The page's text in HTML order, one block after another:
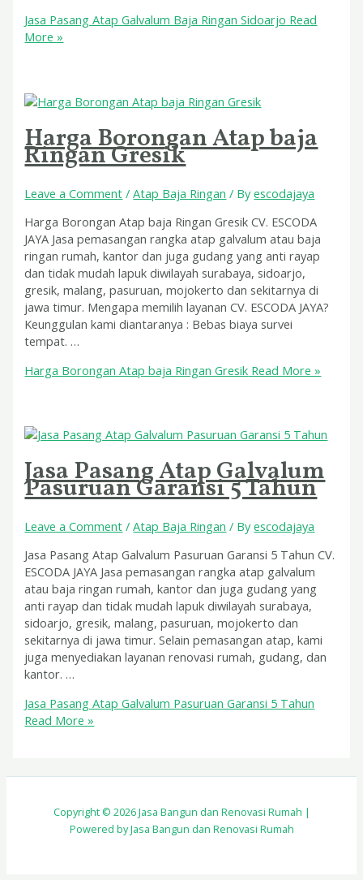
Jasa Pasang Atap Galvalum Baja Ringan Sidoarjo Read
More »
Harga Borongan Atap baja
Ringan Gresik
Leave a Comment /Atap Baja Ringan / Byescodajaya
Harga Borongan Atap baja Ringan Gresik CV. ESCODA
JAYA Jasa pemasangan rangka atap galvalum atau baja
ringan rumah, kantor dan juga gudang yang anti rayap
dan tidak mudah lapuk diwilayah surabaya, sidoarjo,
gresik, malang, pasuruan, mojokerto dan sekitarnya di
jawa timur. Mengapa memilih layanan CV. ESCODA JAYA?
Keunggulan kami diantaranya : Bebas biaya survei
tempat. …
Harga Borongan Atap baja Ringan Gresik Read More »
Jasa Pasang Atap Galvalum
Pasuruan Garansi 5 Tahun
Leave a Comment /Atap Baja Ringan / Byescodajaya
Jasa Pasang Atap Galvalum Pasuruan Garansi 5 Tahun CV.
ESCODA JAYA Jasa pemasangan rangka atap galvalum
atau baja ringan rumah, kantor dan juga gudang yang
anti rayap dan tidak mudah lapuk diwilayah surabaya,
sidoarjo, gresik, malang, pasuruan, mojokerto dan
sekitarnya di jawa timur. Selain pemasangan atap, kami
juga menyediakan layanan renovasi rumah, gudang, dan
kantor. …
Jasa Pasang Atap Galvalum Pasuruan Garansi 5 Tahun
Read More »
Copyright © 2026 Jasa Bangun dan Renovasi Rumah |
Powered by Jasa Bangun dan Renovasi Rumah